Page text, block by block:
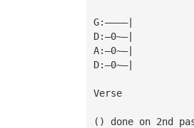
G:————|
D:—0~—|
A:—0~—|
D:—0~—|
Verse
() done on 2nd